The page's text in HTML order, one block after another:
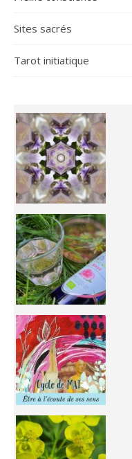
Sites sacrés
Tarot initiatique
Inhabit your body and understand its
You're